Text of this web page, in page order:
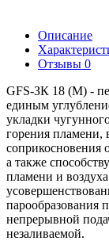
Описание
Отзывы 0
GFS-ЗК 18 (М) -
единым
укладки
горения пламени,
соприкосновения
а также
пламени и
парообразования
непрерывной
незаливаемой.